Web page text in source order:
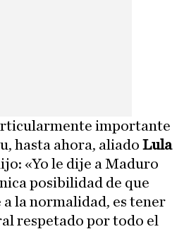
importante
hasta ahora, aliado Lula
«Yo le dije a Maduro
posibilidad de que
a la normalidad, es tener
respetado por todo el